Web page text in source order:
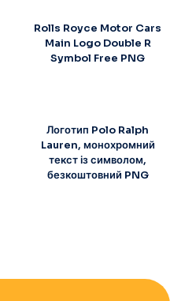
Rolls Royce Motor Cars
Main Logo Double R
Symbol Free PNG
Логотип Polo Ralph
Lauren, монохромний
текст із символом,
безкоштовний PNG